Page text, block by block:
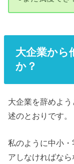
大企業から
か？
大企業を辞めよ
述のとおりです。
私のように中小
アしなければな